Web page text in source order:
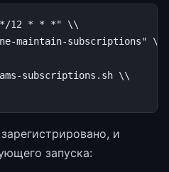
12 * * *"
\\
maintain-subscriptions"
\\
subscriptions.sh \\
и
запуска: